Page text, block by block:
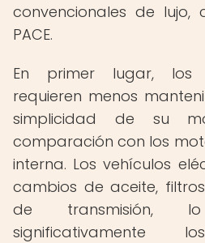
convencionales de
PACE.
En primer lugar, los
requieren menos
simplicidad de su
comparación con los
interna. Los vehículos
cambios de aceite,
de transmisión,